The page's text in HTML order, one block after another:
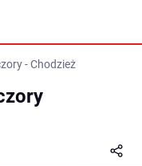
- Chodzież